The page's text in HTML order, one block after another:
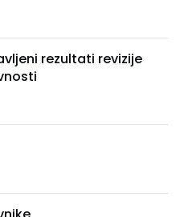
rezultati revizije